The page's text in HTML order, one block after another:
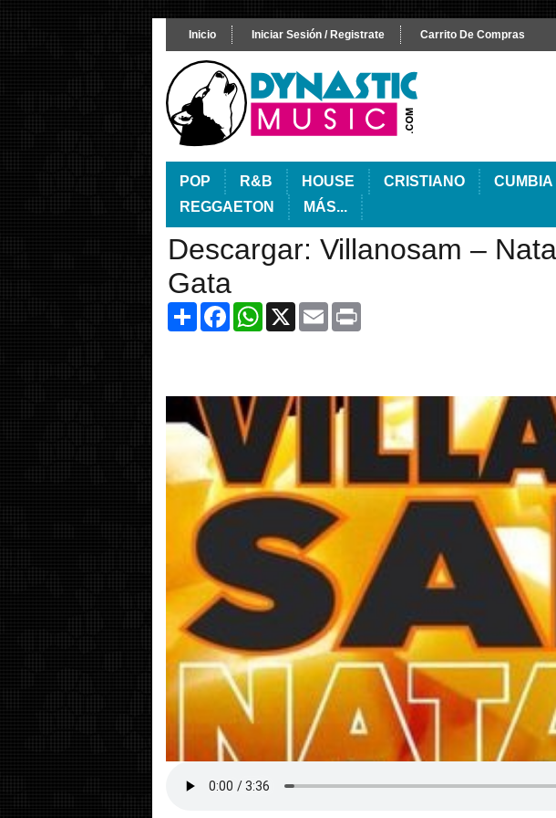
Inicio Iniciar Sesión / Registrate Carrito De Compras
POP R&B HOUSE CRISTIANO CUMBIA
REGGAETON
MÁS...
Descargar: Villanosam –
Gata
ShareFacebookWhatsApp
X Email